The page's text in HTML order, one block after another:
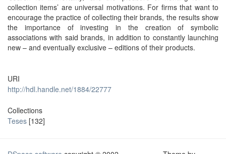
collection items’ are universal motivations. For firms that want to
encourage the practice of collecting their brands, the results show
the importance of investing in the creation of symbolic
associations with said brands, in addition to constantly launching
new – and eventually exclusive – editions of their products.
URI
http://hdl.handle.net/1884/22777
Collections
Teses [132]